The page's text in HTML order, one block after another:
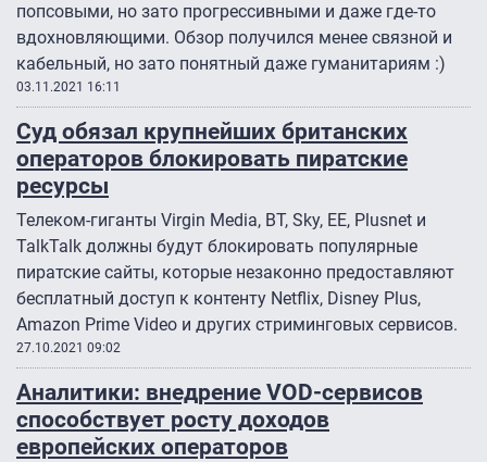
попсовыми, но зато прогрессивными и даже где-то
вдохновляющими. Обзор получился менее связной и
кабельный, но зато понятный даже гуманитариям :)
03.11.2021 16:11
Суд обязал крупнейших британских
операторов блокировать пиратские
ресурсы
Телеком-гиганты Virgin Media, BT, Sky, EE, Plusnet и
TalkTalk должны будут блокировать популярные
пиратские сайты, которые незаконно предоставляют
бесплатный доступ к контенту Netflix, Disney Plus,
Amazon Prime Video и других стриминговых сервисов.
27.10.2021 09:02
Аналитики: внедрение VOD-сервисов
способствует росту доходов
европейских операторов